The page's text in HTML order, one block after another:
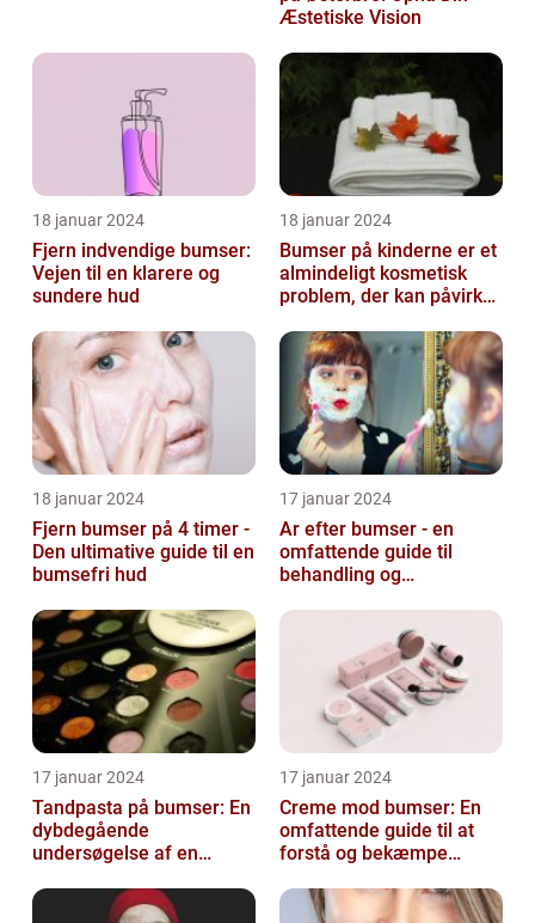
Æstetiske Vision
18 januar 2024
Fjern indvendige bumser:
Vejen til en klarere og
sundere hud
18 januar 2024
Bumser på kinderne er et
almindeligt kosmetisk
problem, der kan påvirke
18 januar 2024
Fjern bumser på 4 timer -
Den ultimative guide til en
bumsefri hud
17 januar 2024
Ar efter bumser - en
omfattende guide til
behandling og
17 januar 2024
Tandpasta på bumser: En
dybdegående
undersøgelse af en
skønhedsanbefaling
17 januar 2024
Creme mod bumser: En
omfattende guide til at
forstå og bekæmpe